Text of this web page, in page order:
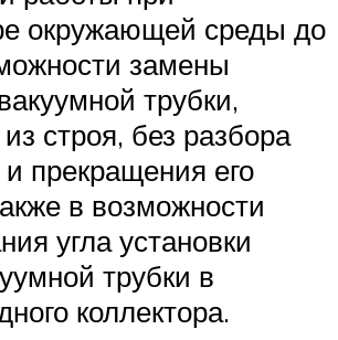
окружающей среды до
замены
трубки,
строя, без разбора
и прекращения его
в возможности
угла установки
трубки в
коллектора.